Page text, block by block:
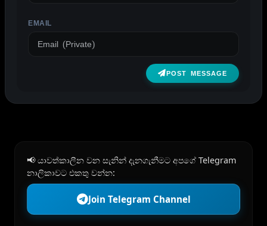
EMAIL
POST MESSAGE
📢 යාවත්කාලීන වන සැනින් දැනගැනීමට අපගේ Telegram
නාලිකාවට එකතු වන්න:
Join Telegram Channel